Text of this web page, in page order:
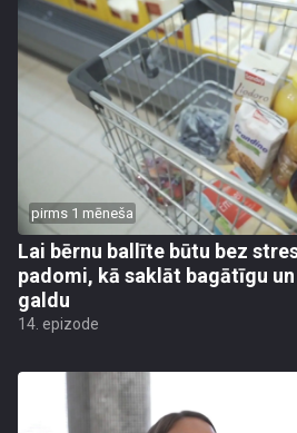
pirms 1 mēneša
Lai bērnu ballīte būtu bez
padomi, kā saklāt bagātīgu
galdu
14. epizode